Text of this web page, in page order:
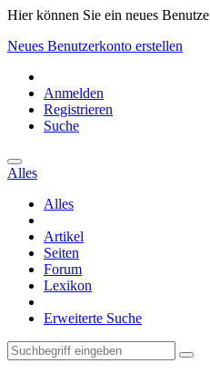
Hier können Sie ein neues
Neues Benutzerkonto erstellen
Anmelden
Registrieren
Suche
Alles
Alles
Artikel
Seiten
Forum
Lexikon
Erweiterte Suche